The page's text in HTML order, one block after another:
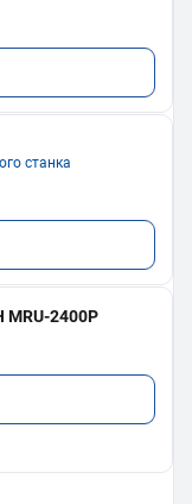
станка
MRU-2400P